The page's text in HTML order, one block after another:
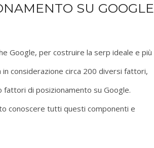
SU GOOGLE
Google, per costruire la serp ideale e più
considerazione circa 200 diversi fattori,
fattori di posizionamento su Google.
conoscere tutti questi componenti e